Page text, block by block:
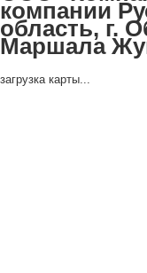
компании
область, г.
Маршала
загрузка карты...